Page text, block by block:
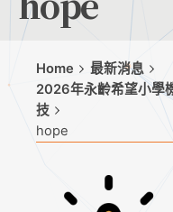
Home
最新消息
2026年永齡希望小學
技
hope